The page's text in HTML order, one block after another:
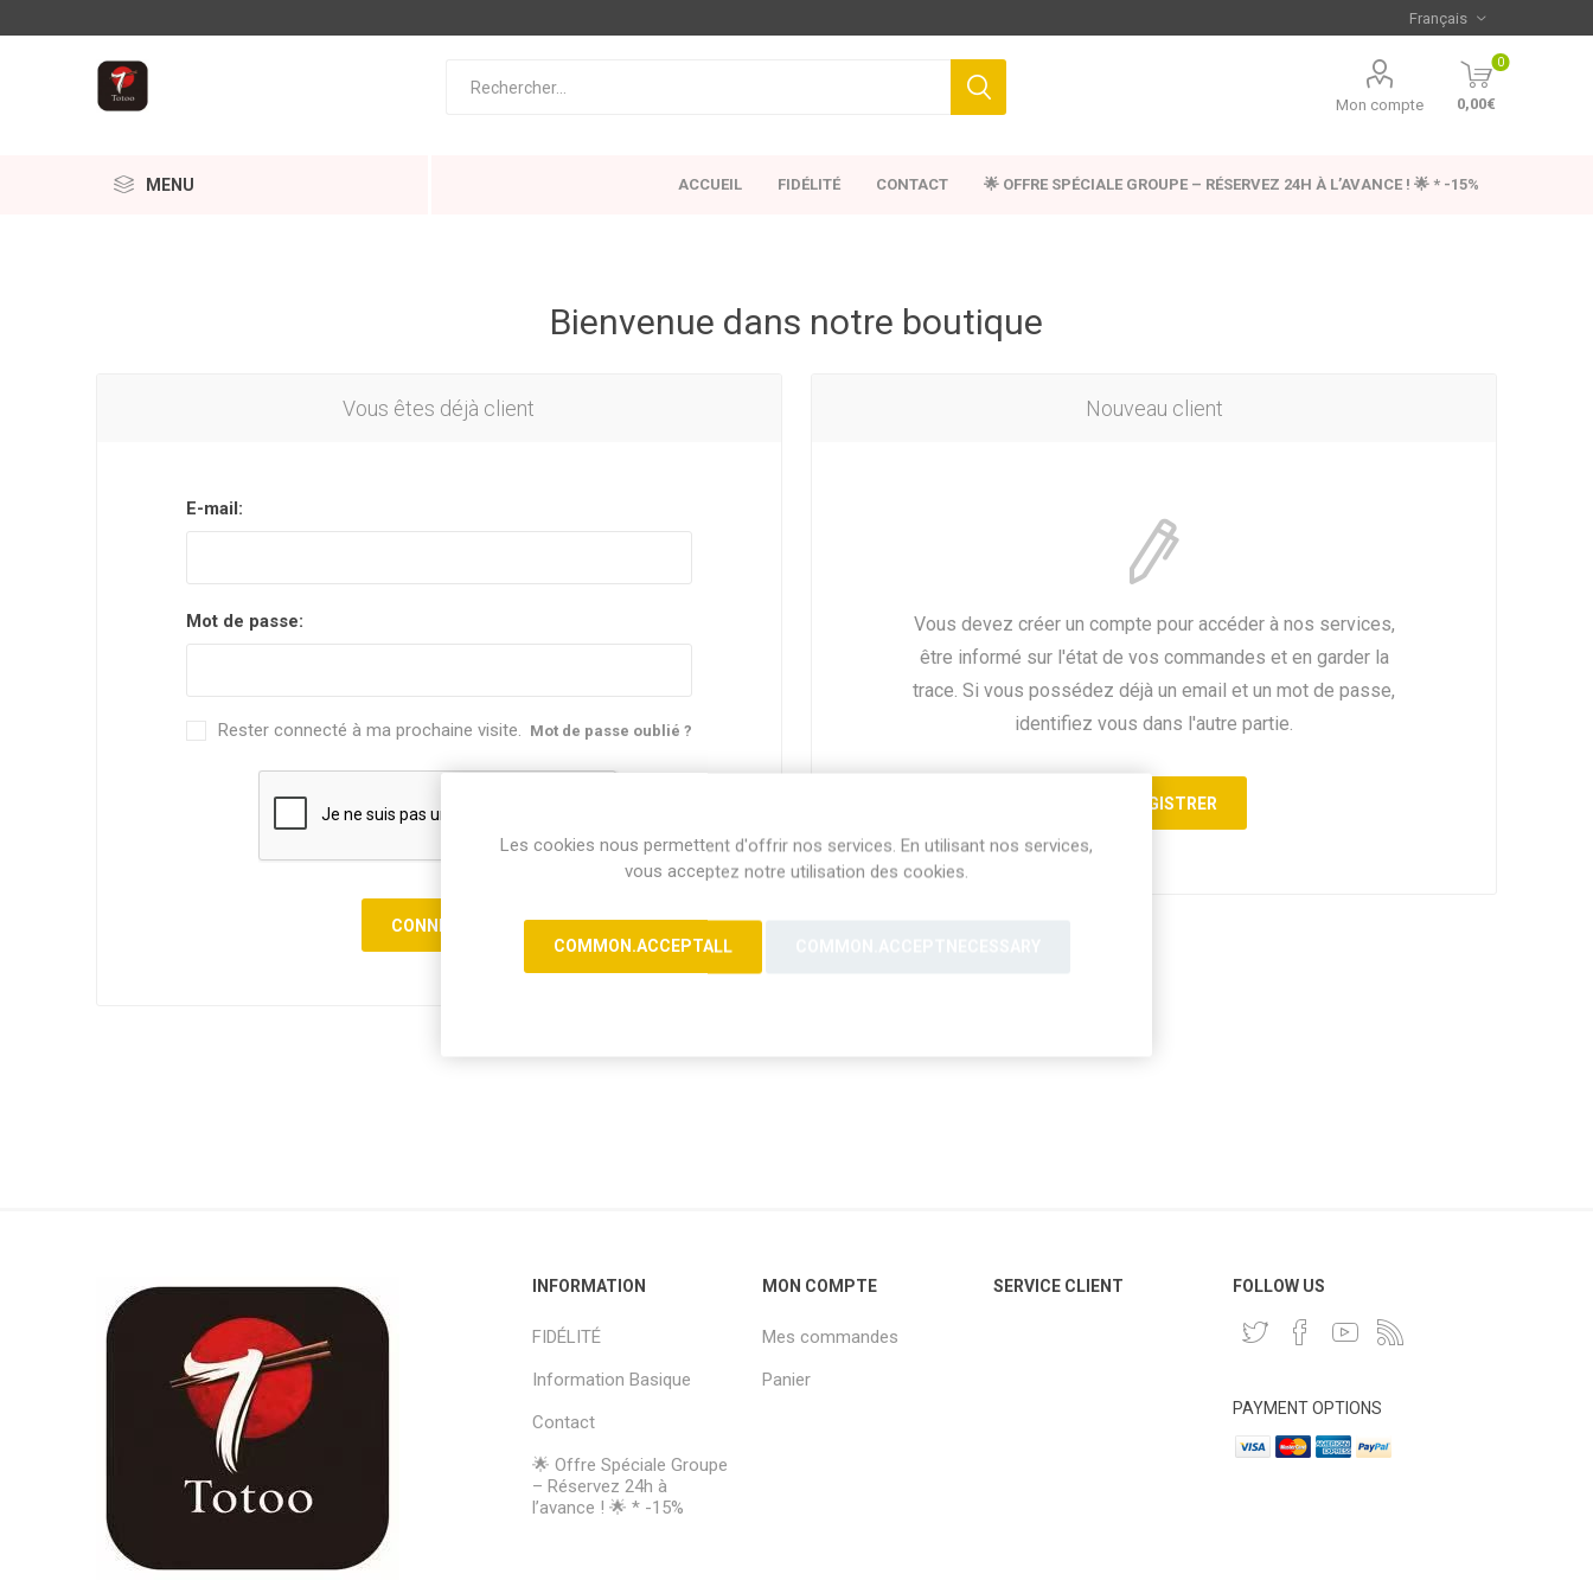
Mon compte
0
0,00€
MENU ACCUEIL FIDÉLITÉ CONTACT 🌟 OFFRE SPÉCIALE GROUPE – RÉSERVEZ 24H À L’AVANCE ! 🌟 * -15%
Bienvenue dans notre boutique
Nouveau client
Vous devez créer un compte pour accéder à nos services,
être informé sur l'état de vos commandes et en garder la
trace. Si vous possédez déjà un email et un mot de passe,
identifiez vous dans l'autre partie.
Vous êtes déjà client
E-mail:
Mot de passe:
Mot de passe oublié ?
Rester connecté à ma prochaine visite.
INFORMATION
FIDÉLITÉ
Information Basique
Contact
🌟 Offre Spéciale Groupe
– Réservez 24h à
l’avance ! 🌟 * -15%
MON COMPTE
Mes commandes
Panier
SERVICE CLIENT FOLLOW US
PAYMENT OPTIONS
Les cookies nous permettent d'offrir nos services. En utilisant nos services,
vous acceptez notre utilisation des cookies.
COMMON.ACCEPTALL